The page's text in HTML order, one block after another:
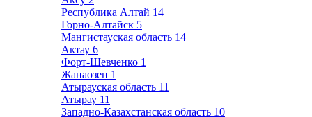
Республика Алтай 14
Горно-Алтайск 5
Мангистауская область 14
Актау 6
Форт-Шевченко 1
Жанаозен 1
Атырауская область 11
Атырау 11
Западно-Казахстанская область 10